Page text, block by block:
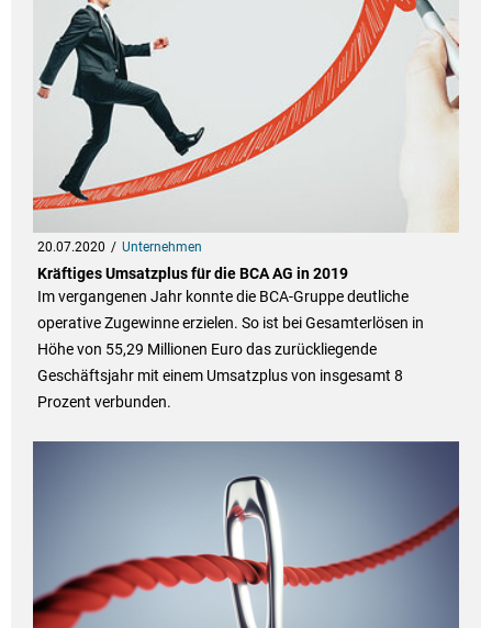
20.07.2020 Unternehmen
Kräftiges Umsatzplus für die BCA AG in 2019
Im vergangenen Jahr konnte die BCA-Gruppe deutliche
operative Zugewinne erzielen. So ist bei Gesamterlösen in
Höhe von 55,29 Millionen Euro das zurückliegende
Geschäftsjahr mit einem Umsatzplus von insgesamt 8
Prozent verbunden.